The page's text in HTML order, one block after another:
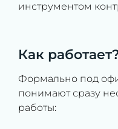
инструментом
Как
Формально под
понимают сразу
работы: